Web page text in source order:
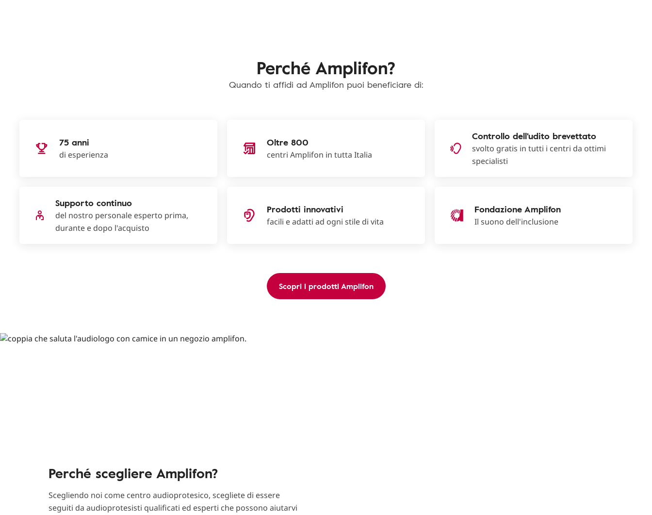
Perché Amplifon?
Quando ti affidi ad Amplifon puoi beneficiare di:
75 anni
di esperienza
Oltre 800
centri Amplifon in tutta Italia
Controllo dell'udito brevettato
svolto gratis in tutti i centri da ottimi
specialisti
Supporto continuo
del nostro personale esperto prima,
durante e dopo l'acquisto
Prodotti innovativi
facili e adatti ad ogni stile di vita
Fondazione Amplifon
Il suono dell'inclusione
Scopri i prodotti Amplifon
Perché scegliere Amplifon?
Scegliendo noi come centro audioprotesico, scegliete di essere
seguiti da audioprotesisti qualificati ed esperti che possono aiutarvi